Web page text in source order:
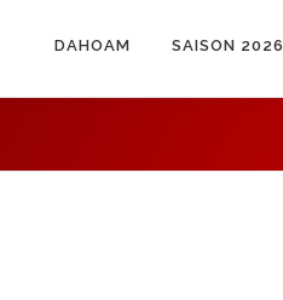
DAHOAM SAISON 2026